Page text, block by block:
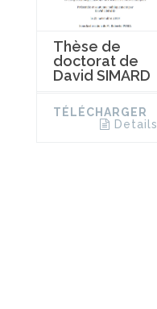
Thèse de
doctorat de
David SIMARD
TÉLÉCHARGER
Details